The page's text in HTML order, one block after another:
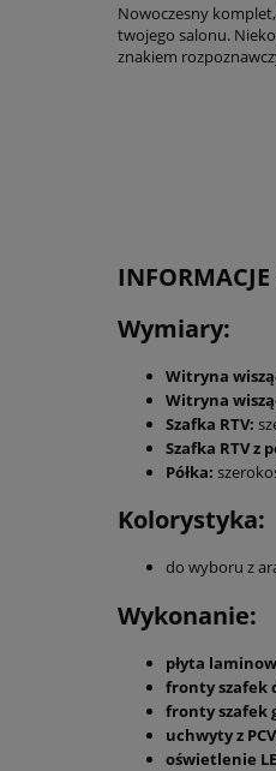
Nowoczesny
twojego salonu.
znakiem
Wymiary:
Witryna
Witryna
Szafka RTV:
Szafka RTV z
Półka:
Kolorystyka:
do wyboru z
Wykonanie:
płyta
fronty szafek
fronty szafek
uchwyty z
oświetlenie